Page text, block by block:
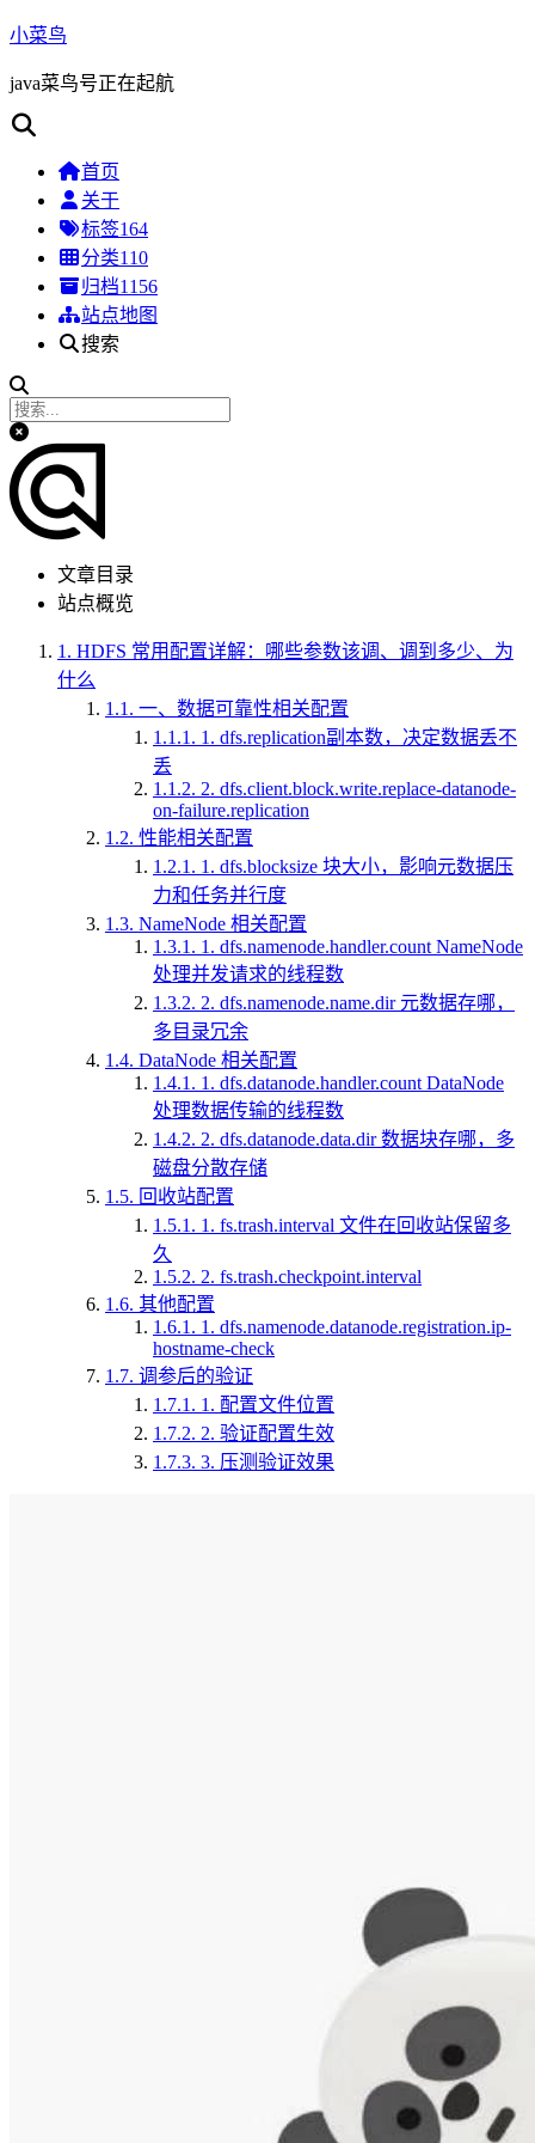
小菜鸟
java菜鸟号正在起航
首页
关于
标签164
分类110
归档1156
站点地图
搜索
文章目录
站点概览
1. HDFS 常用配置详解：哪些参数该调、调到多少、为
什么
1.1. 一、数据可靠性相关配置
1.1.1. 1. dfs.replication副本数，决定数据丢不
丢
1.1.2. 2. dfs.client.block.write.replace-datanode-
on-failure.replication
1.2. 性能相关配置
1.2.1. 1. dfs.blocksize 块大小，影响元数据压
力和任务并行度
1.3. NameNode 相关配置
1.3.1. 1. dfs.namenode.handler.count NameNode
处理并发请求的线程数
1.3.2. 2. dfs.namenode.name.dir 元数据存哪，
多目录冗余
1.4. DataNode 相关配置
1.4.1. 1. dfs.datanode.handler.count DataNode
处理数据传输的线程数
1.4.2. 2. dfs.datanode.data.dir 数据块存哪，多
磁盘分散存储
1.5. 回收站配置
1.5.1. 1. fs.trash.interval 文件在回收站保留多
久
1.5.2. 2. fs.trash.checkpoint.interval
1.6. 其他配置
1.6.1. 1. dfs.namenode.datanode.registration.ip-
hostname-check
1.7. 调参后的验证
1.7.1. 1. 配置文件位置
1.7.2. 2. 验证配置生效
1.7.3. 3. 压测验证效果